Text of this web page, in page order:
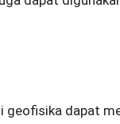
geofisika dapat